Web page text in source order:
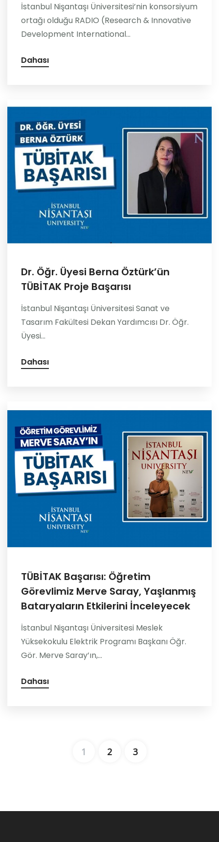
İstanbul Nişantaşı Üniversitesi’nin konsorsiyum
ortağı olduğu RADIO (Research & Innovative
Development International...
Dahası
Dr. Öğr. Üyesi Berna Öztürk’ün
TÜBİTAK Proje Başarısı
İstanbul Nişantaşı Üniversitesi Sanat ve
Tasarım Fakültesi Dekan Yardımcısı Dr. Öğr.
Üyesi...
Dahası
TÜBİTAK Başarısı: Öğretim
Görevlimiz Merve Saray, Yaşlanmış
Bataryaların Etkilerini İnceleyecek
İstanbul Nişantaşı Üniversitesi Meslek
Yüksekokulu Elektrik Programı Başkanı Öğr.
Gör. Merve Saray’ın,...
Dahası
1 2 3